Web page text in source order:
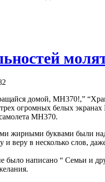
домой, MH370!,”
огромных белых
MH370.
жирными буквами были
веру в несколько слов,
было написано “ Семьи и